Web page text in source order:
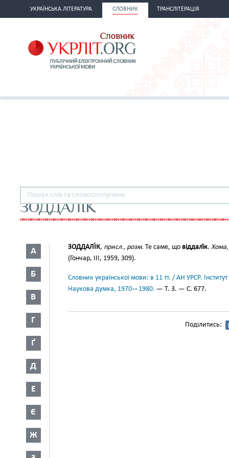
УКРАЇНСЬКА ЛІТЕРАТУРА СЛОВНИК ТРАНСЛІТЕРАЦІЯ
ЗОДДАЛІК
А
Б
В
Г
Ґ
Д
Е
Є
Ж
ЗОДДАЛІ́К, присл., розм. Те саме, що віддалі́к. Хома,
(Гончар, III, 1959, 309).
Словник української мови: в 11 тт. / АН УРСР.
Наукова думка, 1970—1980. — Т. 3. — С. 677.
Поділитись: